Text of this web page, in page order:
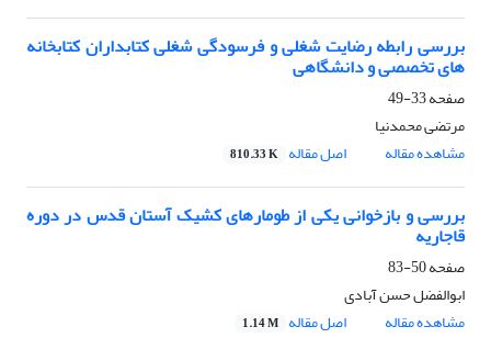
بررسی رابطه رضایت شغلی و فرسودگی شغلی کتابداران کتابخانه
های تخصصی و دانشگاهی
صفحه33-49
مرتضی محمدنیا
مشاهده مقاله
اصل مقاله 810.33 K
بررسی و بازخوانی یکی از طومارهای کشیک آستان قدس در دوره
قاجاریه
صفحه50-83
ابوالفضل حسن آبادی
مشاهده مقاله
اصل مقاله 1.14 M